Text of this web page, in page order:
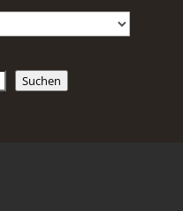
Suchen